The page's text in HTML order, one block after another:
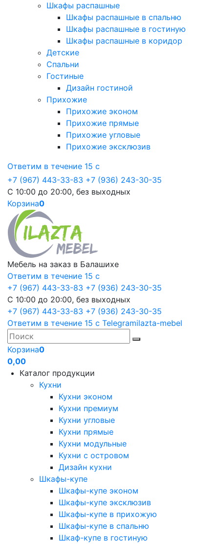
Шкафы распашные
Шкафы распашные в спальню
Шкафы распашные в гостиную
Шкафы распашные в коридор
Детские
Спальни
Гостиные
Дизайн гостиной
Прихожие
Прихожие эконом
Прихожие прямые
Прихожие угловые
Прихожие эксклюзив
Ответим в течение 15 с
+7 (967) 443-33-83 +7 (936) 243-30-35
С 10:00 до 20:00, без выходных
Корзина0
Мебель на заказ в Балашихе
Ответим в течение 15 с
+7 (967) 443-33-83 +7 (936) 243-30-35
С 10:00 до 20:00, без выходных
+7 (967) 443-33-83 +7 (936) 243-30-35
Ответим в течение 15 с Telegramilazta-mebel
Корзина0
0,00
Каталог продукции
Кухни
Кухни эконом
Кухни премиум
Кухни угловые
Кухни прямые
Кухни модульные
Кухни с островом
Дизайн кухни
Шкафы-купе
Шкафы-купе эконом
Шкафы-купе эксклюзив
Шкафы-купе в прихожую
Шкафы-купе в спальню
Шкаф-купе в гостиную